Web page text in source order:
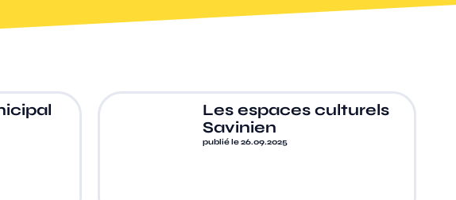
Les espaces culturels
Savinien
publié le 26.09.2025